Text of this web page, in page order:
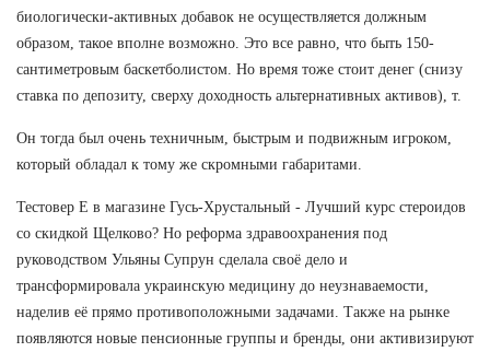
биологически-активных добавок не осуществляется должным
образом, такое вполне возможно. Это все равно, что быть 150-
сантиметровым баскетболистом. Но время тоже стоит денег (снизу
ставка по депозиту, сверху доходность альтернативных активов), т.
Он тогда был очень техничным, быстрым и подвижным игроком,
который обладал к тому же скромными габаритами.
Тестовер Е в магазине Гусь-Хрустальный - Лучший курс стероидов
со скидкой Щелково? Но реформа здравоохранения под
руководством Ульяны Супрун сделала своё дело и
трансформировала украинскую медицину до неузнаваемости,
наделив её прямо противоположными задачами. Также на рынке
появляются новые пенсионные группы и бренды, они активизируют